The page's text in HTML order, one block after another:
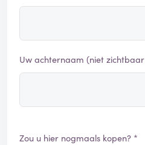
Uw achternaam (niet
Zou u hier nogmaals kopen? *